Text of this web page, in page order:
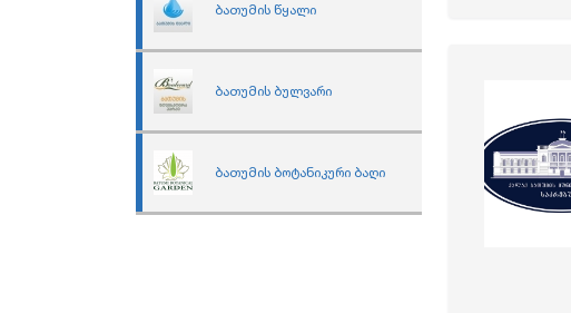
ბათუმის წყალი
ბათუმის ბულვარი
ბათუმის ბოტანიკური ბაღი